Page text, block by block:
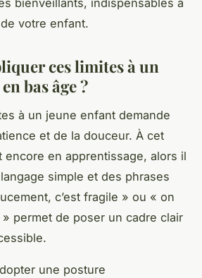
bienveillants, indispensables à
votre enfant.
ces limites à un
bas âge ?
à un jeune enfant demande
et de la douceur. À cet
encore en apprentissage, alors il
simple et des phrases
c’est fragile » ou « on
permet de poser un cadre clair
une posture